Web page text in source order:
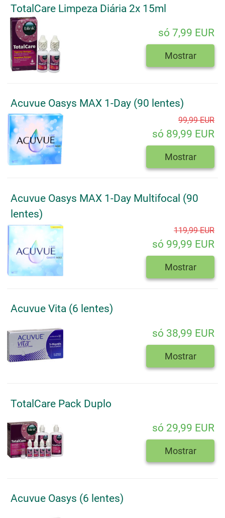
TotalCare Limpeza Diária 2x 15ml
só 7,99 EUR
Mostrar
Acuvue Oasys MAX 1-Day (90 lentes)
99,99 EUR
só 89,99 EUR
Mostrar
Acuvue Oasys MAX 1-Day Multifocal (90
lentes)
119,99 EUR
só 99,99 EUR
Mostrar
Acuvue Vita (6 lentes)
só 38,99 EUR
Mostrar
TotalCare Pack Duplo
só 29,99 EUR
Mostrar
Acuvue Oasys (6 lentes)